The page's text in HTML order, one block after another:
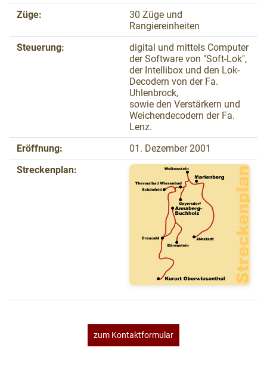
Züge:
30 Züge und
Rangiereinheiten
Steuerung:
digital und mittels Computer
der Software von "Soft-Lok",
der Intellibox und den Lok-
Decodern von der Fa.
Uhlenbrock,
sowie den Verstärkern und
Weichendecodern der Fa.
Lenz.
Eröffnung:
01. Dezember 2001
Streckenplan:
zum Kontaktformular